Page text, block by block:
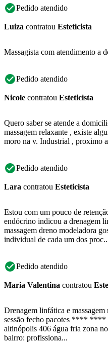
Pedido atendido
Luiza contratou Esteticista
Massagista com atendimento a
Pedido atendido
Nicole contratou Esteticista
Quero saber se atende a
massagem relaxante , existe
moro na v. Industrial , proximo
Pedido atendido
Lara contratou Esteticista
Estou com um pouco de
endócrino indicou a drenagem
massagem dreno modeladora
individual de cada um dos
Pedido atendido
Maria Valentina contratou
Drenagem linfática e
sessão fecho pacotes ****
altinópolis 406 água fria zona
bairro: profissiona...